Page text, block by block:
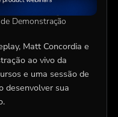
Demonstração
Matt Concordia e
ao vivo da
e uma sessão de
desenvolver sua